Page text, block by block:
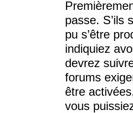
passe. S’ils
pu s’être
indiquiez
devrez
forums
être
vous